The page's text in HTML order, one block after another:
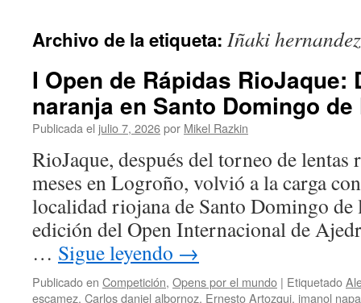
Archivo de la etiqueta: Iñaki hernandez
I Open de Rápidas RioJaque:
naranja en Santo Domingo de
Publicada el julio 7, 2026por Mikel Razkin
RioJaque, después del torneo de lentas
meses en Logroño, volvió a la carga
localidad riojana de Santo Domingo de
edición del Open Internacional de
… Sigue leyendo →
Publicado en Competición, Opens por el mundo | Etiquetado
escamez, Carlos daniel albornoz, Ernesto Artozqui, imanol